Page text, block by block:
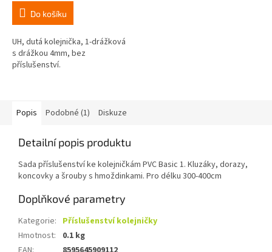
Do košíku
UH, dutá kolejnička, 1-drážková
s drážkou 4mm, bez
příslušenství.
Popis Podobné (1) Diskuze
Detailní popis produktu
Sada příslušenství ke kolejničkám PVC Basic 1. Kluzáky, dorazy,
koncovky a šrouby s hmoždinkami. Pro délku 300-400cm
Doplňkové parametry
Kategorie: Příslušenství kolejničky
Hmotnost:
0.1 kg